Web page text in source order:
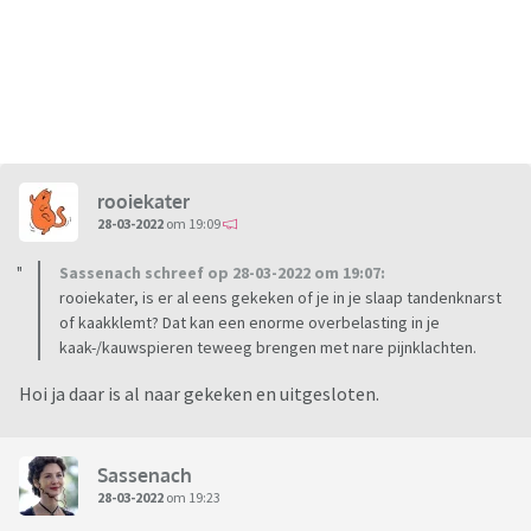
rooiekater
28-03-2022 om 19:09
Sassenach schreef op 28-03-2022 om 19:07:
rooiekater, is er al eens gekeken of je in je slaap tandenknarst
of kaakklemt? Dat kan een enorme overbelasting in je
kaak-/kauwspieren teweeg brengen met nare pijnklachten.
Hoi ja daar is al naar gekeken en uitgesloten.
Sassenach
28-03-2022 om 19:23